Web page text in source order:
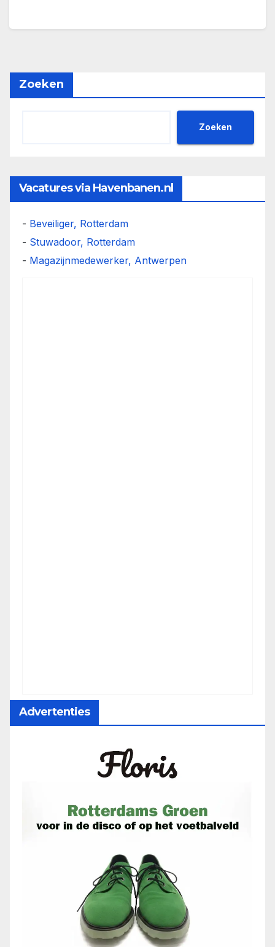
Zoeken
Zoeken
Vacatures via Havenbanen.nl
- Beveiliger, Rotterdam
- Stuwadoor, Rotterdam
- Magazijnmedewerker, Antwerpen
Advertenties